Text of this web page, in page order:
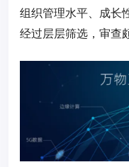
组织管理水平、成长
经过层层筛选，审查